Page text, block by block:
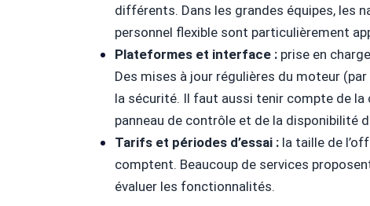
différents. Dans les grandes équipes, les
personnel flexible sont particulièrement
Plateformes et interface : prise en
Des mises à jour régulières du moteur
la sécurité. Il faut aussi tenir compte de la
panneau de contrôle et de la disponibilité
Tarifs et périodes d’essai : la taille de
comptent. Beaucoup de services
évaluer les fonctionnalités.